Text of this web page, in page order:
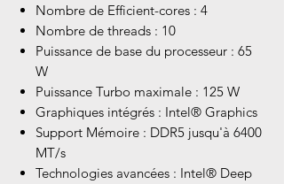
Nombre de Efficient-cores : 4
Nombre de threads : 10
Puissance de base du processeur : 65
W
Puissance Turbo maximale : 125 W
Graphiques intégrés : Intel® Graphics
Support Mémoire : DDR5 jusqu'à 6400
MT/s
Technologies avancées : Intel® Deep